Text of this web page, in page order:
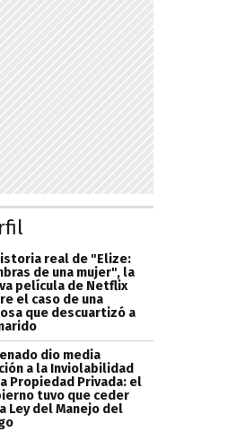
real de "Elize:
de una mujer", la
película de Netflix
el caso de una
que descuartizó a
dio media
a la Inviolabilidad
Propiedad Privada: el
tuvo que ceder
Ley del Manejo del